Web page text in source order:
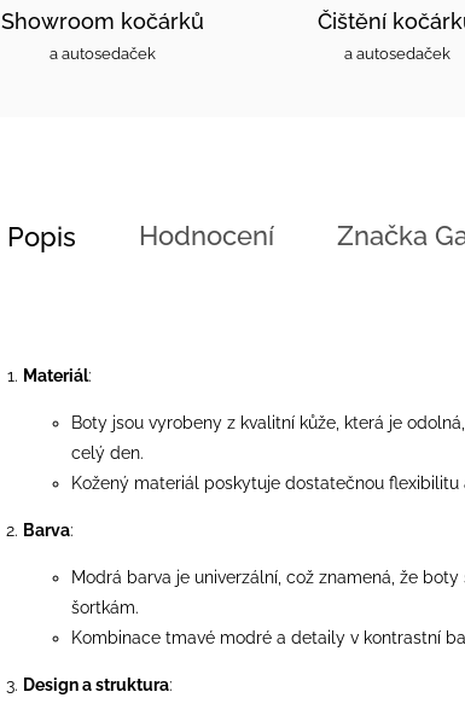
Showroom kočárků
a autosedaček
Čištění
a autosedaček
Popis Hodnocení Značka
Materiál:
Boty jsou vyrobeny z kvalitní kůže, která je
celý den.
Kožený materiál poskytuje dostatečnou
Barva:
Modrá barva je univerzální, což znamená, že
šortkám.
Kombinace tmavé modré a detaily v kontrastní
Design a struktura: